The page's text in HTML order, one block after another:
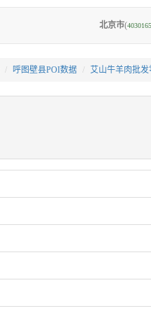
北京市(4030165
呼图壁县POI数据 艾山牛羊肉批发